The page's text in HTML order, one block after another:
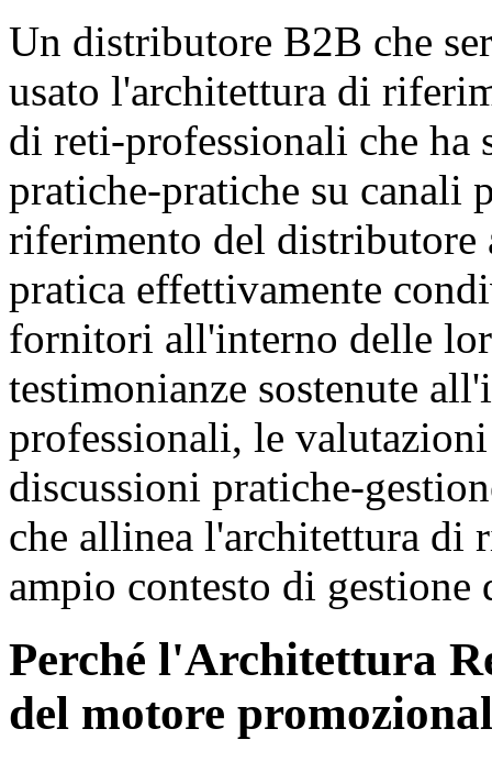
Un distributore B2B che
usato l'architettura di
di reti-professionali che ha
pratiche-pratiche su canali
riferimento del distributore
pratica effettivamente
fornitori all'interno delle
testimonianze sostenute
professionali, le
discussioni pratiche-
che allinea l'architettura
ampio contesto di gestione
Perché l'Architettura
del motore